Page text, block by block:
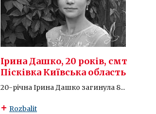
Ірина Дашко, 20 років, смт
Пісківка Київська область
20-річна Ірина Дашко загинула 8...
Rozbalit